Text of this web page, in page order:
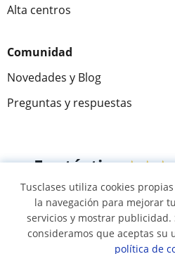
Alta centros
Comunidad
Novedades y Blog
Preguntas y respuestas
Fantástica
305915 opiniones
© 2007 - 2026
Tusclases utiliza cookies
la navegación para mejorar
servicios y mostrar publicidad.
consideramos que aceptas su
política de